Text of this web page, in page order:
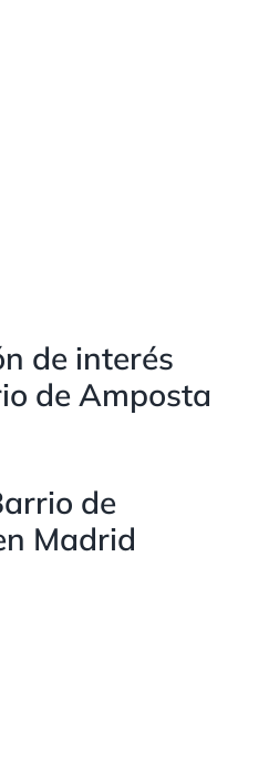
de interés
de Amposta
de
Madrid